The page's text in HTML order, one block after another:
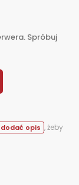
Spróbuj
dodać opis , żeby